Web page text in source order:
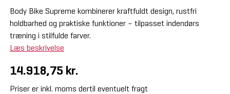
Body Bike Supreme kombinerer kraftfuldt design, rustfri
holdbarhed og praktiske funktioner – tilpasset indendørs
træning i stilfulde farver.
Læs beskrivelse
14.918,75 kr.
Priser er inkl. moms dertil eventuelt fragt